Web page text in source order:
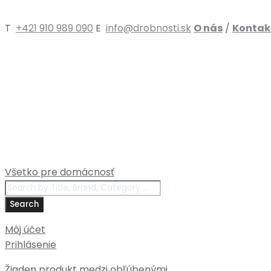
T +421 910 989 090 E info@drobnosti.sk O nás /
Všetko pre domácnosť
Products
search
Search
Môj účet
Prihlásenie